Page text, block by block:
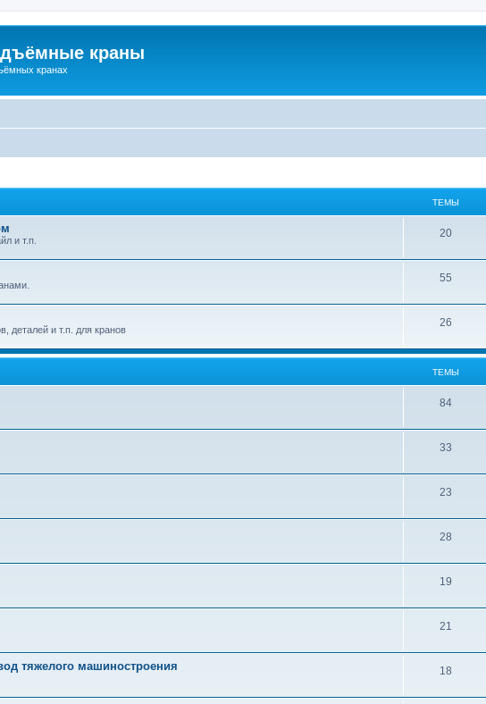
краны
кранах
ТЕМЫ
и т.п.
20
55
деталей и т.п. для кранов
26
ТЕМЫ
84
33
23
28
19
21
тяжелого машиностроения 18